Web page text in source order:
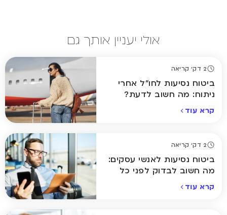
אולי יעניין אותך גם
2 דק' קריאה
ביטוח נסיעות לחו"ל אחרי
ניתוח: מה חשוב לדעת?
קרא עוד
2 דק' קריאה
ביטוח נסיעות לאנשי עסקים:
מה חשוב לבדוק לפני כל
קרא עוד